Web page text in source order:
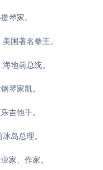
琴家。
国著名拳王。
地前总统。
琴家凯。
吉他手。
岛总理。
家、作家。